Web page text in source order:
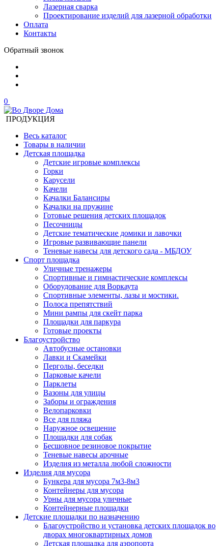
Лазерная сварка
Проектирование изделий для лазерной обработки
Оплата
Контакты
Обратный звонок
0
ПРОДУКЦИЯ
Весь каталог
Товары в наличии
Детская площадка
Детские игровые комплексы
Горки
Карусели
Качели
Качалки Балансиры
Качалки на пружине
Готовые решения детских площадок
Песочницы
Детские тематические домики и лавочки
Игровые развивающие панели
Теневые навесы для детского сада - МБДОУ
Спорт площадка
Уличные тренажеры
Спортивные и гимнастические комплексы
Оборудование для Воркаута
Спортивные элементы, лазы и мостики.
Полоса препятствий
Мини рампы для скейт парка
Площадки для паркура
Готовые проекты
Благоустройство
Автобусные остановки
Лавки и Скамейки
Перголы, беседки
Парковые качели
Парклеты
Вазоны для улицы
Заборы и ограждения
Велопарковки
Все для пляжа
Наружное освещение
Площадки для собак
Бесшовное резиновое покрытие
Теневые навесы арочные
Изделия из металла любой сложности
Изделия для мусора
Бункера для мусора 7м3-8м3
Контейнеры для мусора
Урны для мусора уличные
Контейнерные площадки
Детские площадки по назначению
Благоустройство и установка детских площадок во
дворах многоквартирных домов
Детская площадка для аэропорта